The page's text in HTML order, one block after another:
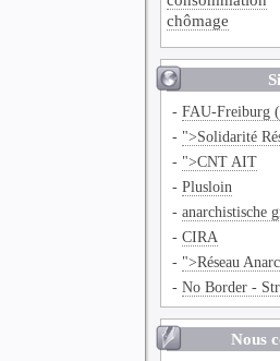
chômage
-FAU-Freiburg
- ">Solidarité
- ">CNT AIT
-Plusloin
-anarchistische
-CIRA
- ">Réseau
-No Border -
Nous